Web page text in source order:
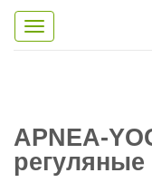
Toggle
navigation
APNEA-
регуляные